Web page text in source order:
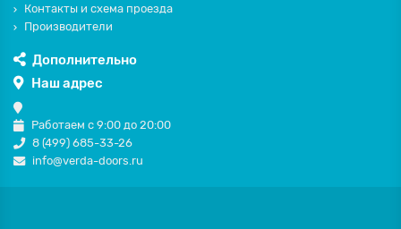
Контакты и схема проезда
Производители
Дополнительно
Наш адрес
Работаем с 9:00 до 20:00
8 (499) 685-33-26
info@verda-doors.ru